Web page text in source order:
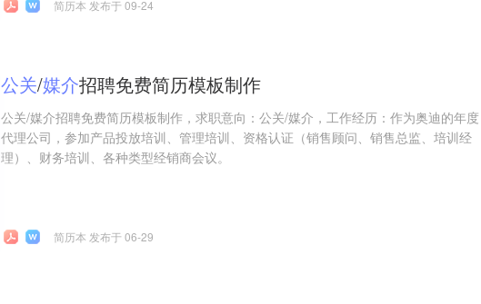
简历本 发布于 09-24
公关/媒介招聘免费简历模板制作
公关/媒介招聘免费简历模板制作，求职意向：公关/媒介，工作经历：作为奥迪的年度
代理公司，参加产品投放培训、管理培训、资格认证（销售顾问、销售总监、培训经
理）、财务培训、各种类型经销商会议。
简历本 发布于 06-29